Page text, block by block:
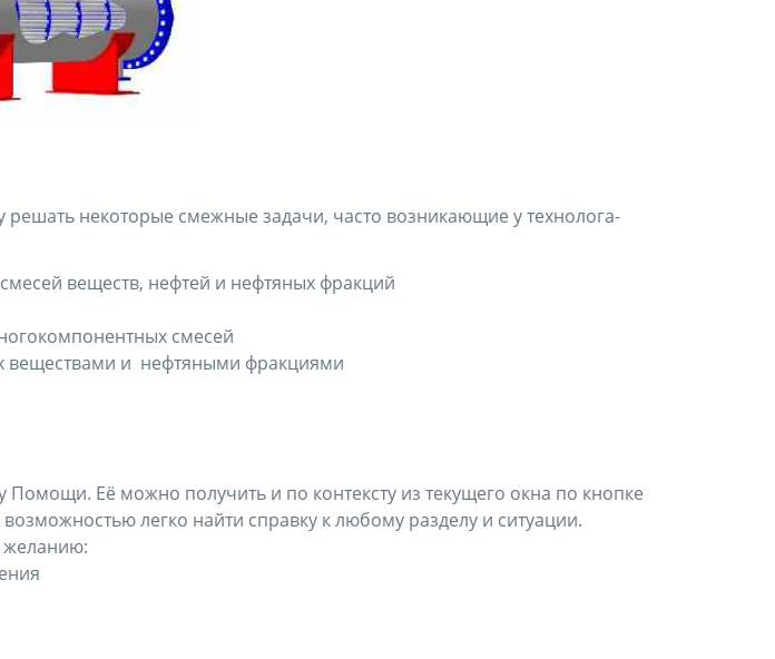
некоторые смежные задачи, часто возникающие у технолога-
веществ, нефтей и нефтяных фракций
смесей
веществами и нефтяными фракциями
Её можно получить и по контексту из текущего окна по кнопке
легко найти справку к любому разделу и ситуации.
желанию: